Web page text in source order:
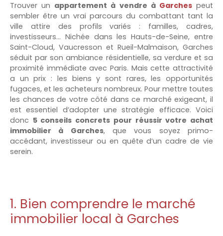
Trouver un appartement à vendre à Garchespeut
sembler être un vrai parcours du combattant tant la
ville attire des profils variés : familles, cadres,
investisseurs… Nichée dans les Hauts-de-Seine, entre
Saint-Cloud, Vaucresson et Rueil-Malmaison, Garches
séduit par son ambiance résidentielle, sa verdure et sa
proximité immédiate avec Paris. Mais cette attractivité
a un prix : les biens y sont rares, les opportunités
fugaces, et les acheteurs nombreux. Pour mettre toutes
les chances de votre côté dans ce marché exigeant, il
est essentiel d’adopter une stratégie efficace. Voici
donc 5 conseils concrets pour réussir votre achat
immobilier à Garches, que vous soyez primo-
accédant, investisseur ou en quête d’un cadre de vie
serein.
1. Bien comprendre le marché
immobilier local à Garches